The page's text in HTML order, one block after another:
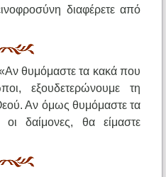
διαφέρετε από
θυμόμαστε τα κακά που
εξουδετερώνουμε τη
Αν όμως θυμόμαστε τα
δαίμονες, θα είμαστε